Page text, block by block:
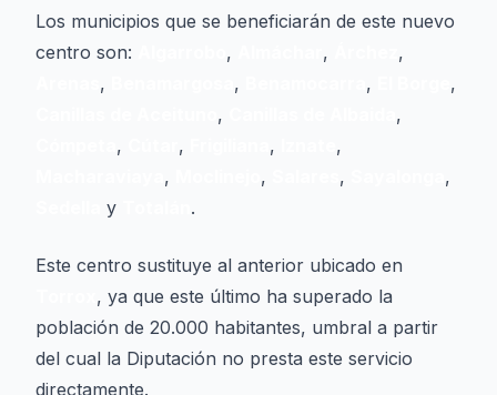
Los municipios que se beneficiarán de este nuevo
centro son:
, ,
,
, , ,
,
,
,
, , ,
,
, , ,
,
y .
Este centro sustituye al anterior ubicado en
, ya que este último ha superado la
población de 20.000 habitantes, umbral a partir
del cual la Diputación no presta este servicio
directamente.